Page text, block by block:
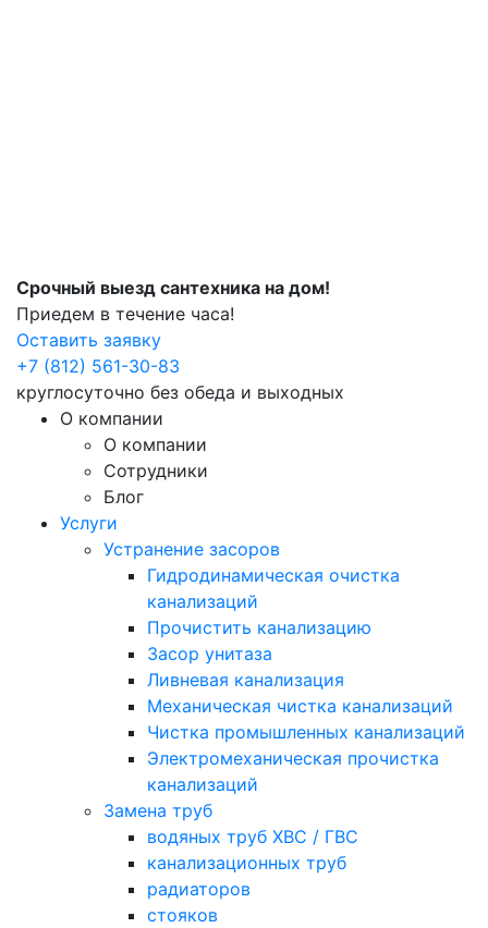
Срочный выезд сантехника на дом!
Приедем в течение часа!
Оставить заявку
+7 (812) 561-30-83
круглосуточно без обеда и выходных
О компании
О компании
Сотрудники
Блог
Услуги
Устранение засоров
Гидродинамическая очистка
канализаций
Прочистить канализацию
Засор унитаза
Ливневая канализация
Механическая чистка канализаций
Чистка промышленных канализаций
Электромеханическая прочистка
канализаций
Замена труб
водяных труб ХВС / ГВС
канализационных труб
радиаторов
стояков